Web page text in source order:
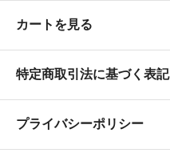
カートを見る
特定商取引法に基づく表記
プライバシーポリシー